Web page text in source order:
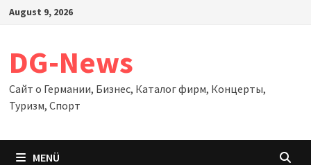
Zum
August 9, 2026
DG-News
Сайт о Германии, Бизнес, Каталог фирм, Концерты,
Туризм, Спорт
MENÜ